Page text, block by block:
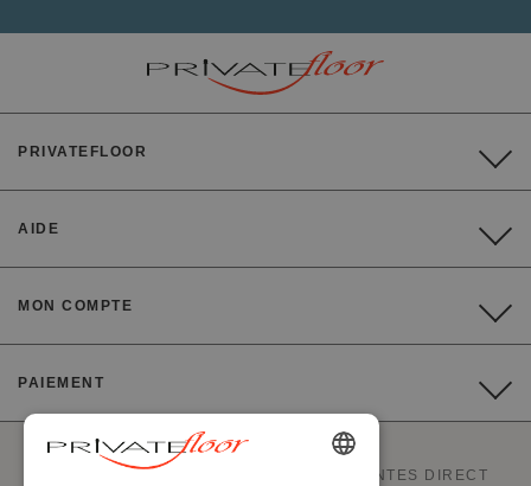
PRIVATEFLOOR
AIDE
MON COMPTE
PAIEMENT
PRIVATEFLOOR EST LE 1ER SITE DE VENTES DIRECT